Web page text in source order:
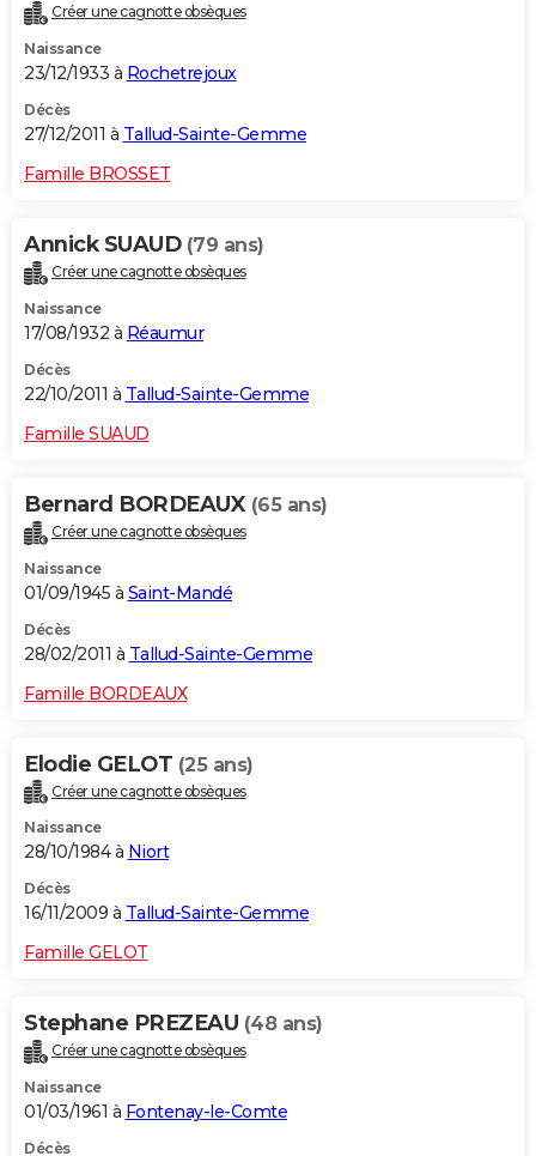
Créer une cagnotte obsèques
Naissance
23/12/1933 à Rochetrejoux
Décès
27/12/2011 à Tallud-Sainte-Gemme
Famille BROSSET
Annick SUAUD (79 ans)
Créer une cagnotte obsèques
Naissance
17/08/1932 à Réaumur
Décès
22/10/2011 à Tallud-Sainte-Gemme
Famille SUAUD
Bernard BORDEAUX (65 ans)
Créer une cagnotte obsèques
Naissance
01/09/1945 à Saint-Mandé
Décès
28/02/2011 à Tallud-Sainte-Gemme
Famille BORDEAUX
Elodie GELOT (25 ans)
Créer une cagnotte obsèques
Naissance
28/10/1984 à Niort
Décès
16/11/2009 à Tallud-Sainte-Gemme
Famille GELOT
Stephane PREZEAU (48 ans)
Créer une cagnotte obsèques
Naissance
01/03/1961 à Fontenay-le-Comte
Décès